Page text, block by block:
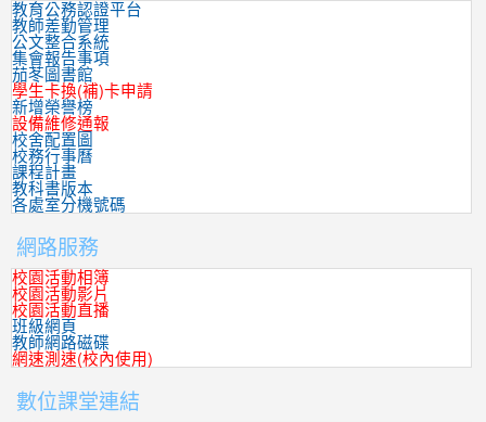
教育公務認證平台
教師差勤管理
公文整合系統
集會報告事項
茄苳圖書館
學生卡換(補)卡申請
新增榮譽榜
設備維修通報
校舍配置圖
校務行事曆
課程計畫
教科書版本
各處室分機號碼
網路服務
校園活動相簿
校園活動影片
校園活動直播
班級網頁
教師網路磁碟
網速測速(校內使用)
數位課堂連結